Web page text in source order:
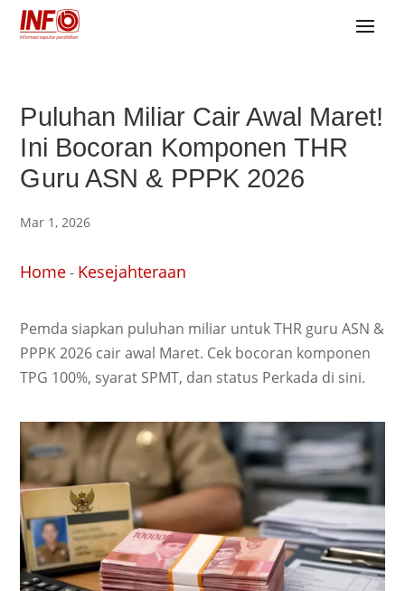
Puluhan Miliar Cair Awal Maret!
Ini Bocoran Komponen THR
Guru ASN & PPPK 2026
Mar 1, 2026
Home- Kesejahteraan
Pemda siapkan puluhan miliar untuk THR guru ASN &
PPPK 2026 cair awal Maret. Cek bocoran komponen
TPG 100%, syarat SPMT, dan status Perkada di sini.